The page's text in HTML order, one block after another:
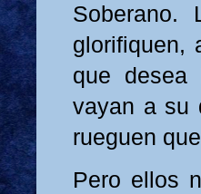
glorifiquen,
que desea
vayan a su
rueguen
Pero ellos